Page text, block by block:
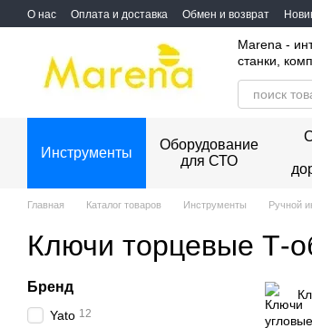
Перейти к основному контенту
О нас Оплата и доставка Обмен и возврат
Marena -
станки,
Инструменты
Оборудование
для СТО
Главная Каталог товаров Инструменты Ручной
Ключи торцевые Т-
Бренд
Yato 12